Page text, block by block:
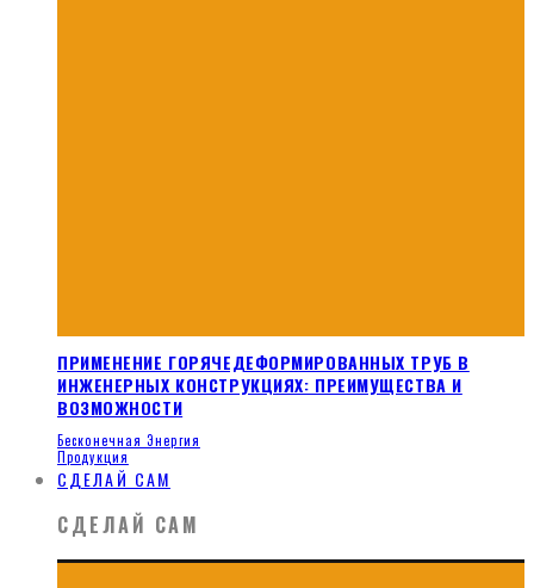
ПРИМЕНЕНИЕ ГОРЯЧЕДЕФОРМИРОВАННЫХ ТРУБ В
ИНЖЕНЕРНЫХ КОНСТРУКЦИЯХ: ПРЕИМУЩЕСТВА И
ВОЗМОЖНОСТИ
Бесконечная Энергия
Продукция
СДЕЛАЙ САМ
СДЕЛАЙ САМ